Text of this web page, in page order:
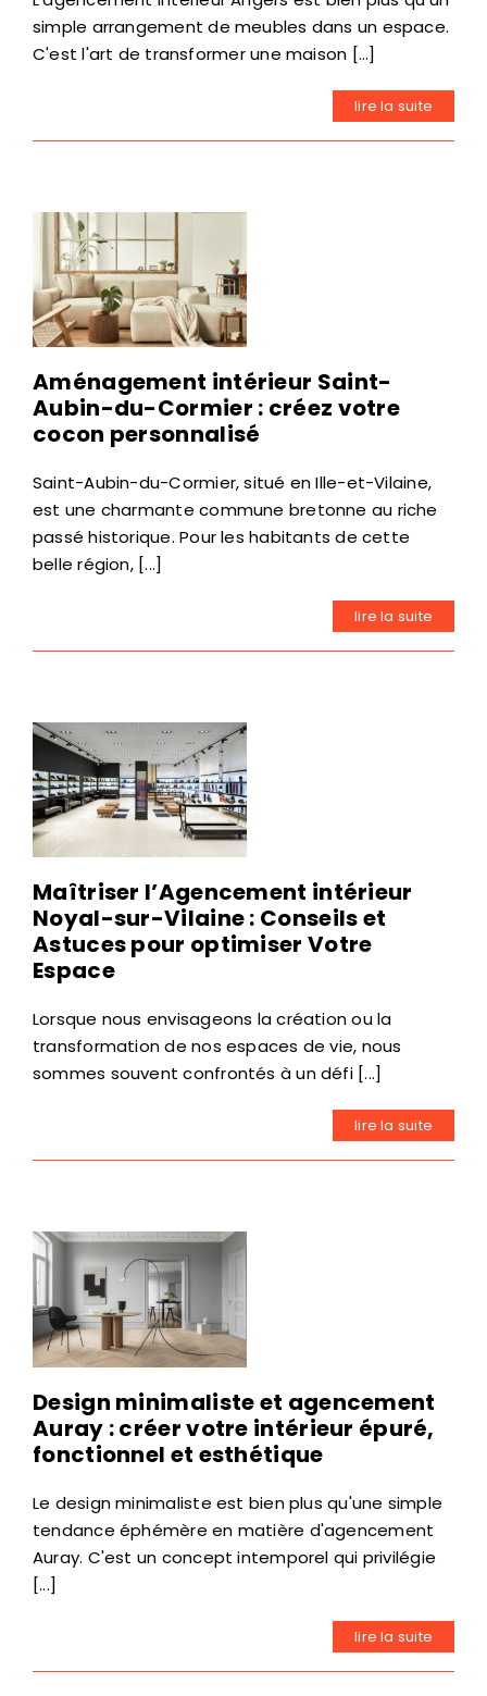
simple arrangement de meubles dans un espace.
C'est l'art de transformer une maison [...]
lire la suite
Aménagement intérieur Saint-
Aubin-du-Cormier : créez votre
cocon personnalisé
Saint-Aubin-du-Cormier, situé en Ille-et-Vilaine,
est une charmante commune bretonne au riche
passé historique. Pour les habitants de cette
belle région, [...]
lire la suite
Maîtriser l’Agencement intérieur
Noyal-sur-Vilaine : Conseils et
Astuces pour optimiser Votre
Espace
Lorsque nous envisageons la création ou la
transformation de nos espaces de vie, nous
sommes souvent confrontés à un défi [...]
lire la suite
Design minimaliste et agencement
Auray : créer votre intérieur épuré,
fonctionnel et esthétique
Le design minimaliste est bien plus qu'une simple
tendance éphémère en matière d'agencement
Auray. C'est un concept intemporel qui privilégie
[...]
lire la suite